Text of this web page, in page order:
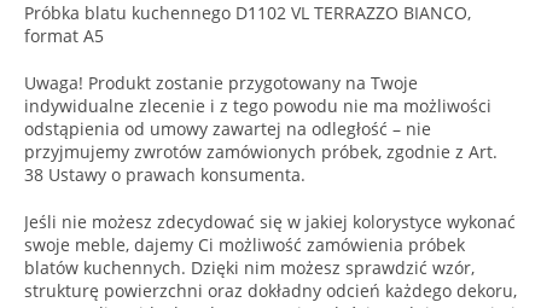
Próbka blatu kuchennego D1102 VL TERRAZZO BIANCO,
format A5
Uwaga! Produkt zostanie przygotowany na Twoje
indywidualne zlecenie i z tego powodu nie ma możliwości
odstąpienia od umowy zawartej na odległość – nie
przyjmujemy zwrotów zamówionych próbek, zgodnie z Art.
38 Ustawy o prawach konsumenta.
Jeśli nie możesz zdecydować się w jakiej kolorystyce wykonać
swoje meble, dajemy Ci możliwość zamówienia próbek
blatów kuchennych. Dzięki nim możesz sprawdzić wzór,
strukturę powierzchni oraz dokładny odcień każdego dekoru,